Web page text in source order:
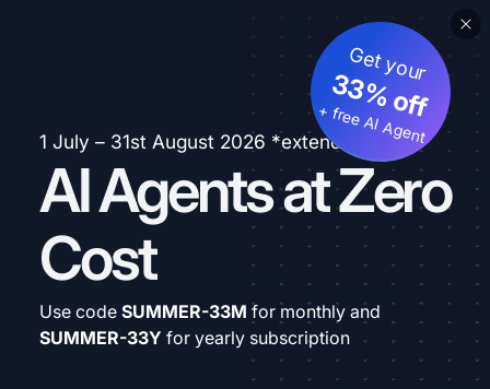
1 July – 31st August 2026 *extended
AI Agents at Zero
Cost
Get your
33% off
+ free AI Agent
Use code SUMMER-33M for monthly and
SUMMER-33Y for yearly subscription